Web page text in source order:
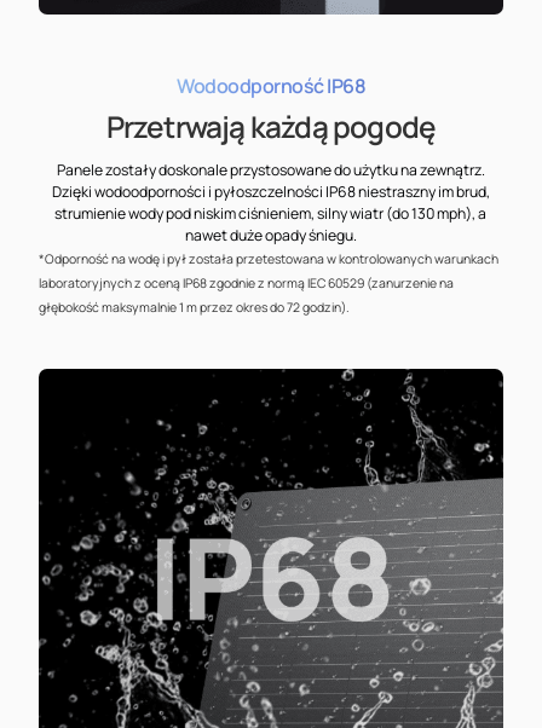
Wodoodporność IP68
Przetrwają każdą pogodę
Panele zostały doskonale przystosowane do użytku na zewnątrz.
Dzięki wodoodporności i pyłoszczelności IP68 niestraszny im brud,
strumienie wody pod niskim ciśnieniem, silny wiatr (do 130 mph), a
nawet duże opady śniegu.
*Odporność na wodę i pył została przetestowana w kontrolowanych warunkach
laboratoryjnych z oceną IP68 zgodnie z normą IEC 60529 (zanurzenie na
głębokość maksymalnie 1 m przez okres do 72 godzin).